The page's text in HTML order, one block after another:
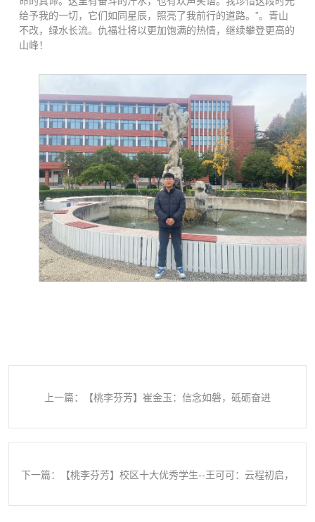
给予我的一切，它们如同星辰，照亮了我前行的道路。”。青山
不改，绿水长流。仇福壮将以更加饱满的热情，继续攀登更高的
山峰！
上一篇：【桃李芬芳】崔金玉：信念如磐，砥砺奋进
下一篇：【桃李芬芳】校区十大优秀学生--王可可：云程初启，